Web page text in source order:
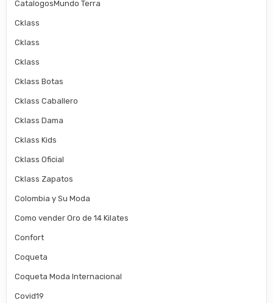
CatalogosMundo Terra
Cklass
Cklass
Cklass
Cklass Botas
Cklass Caballero
Cklass Dama
Cklass Kids
Cklass Oficial
Cklass Zapatos
Colombia y Su Moda
Como vender Oro de 14 Kilates
Confort
Coqueta
Coqueta Moda Internacional
Covid19